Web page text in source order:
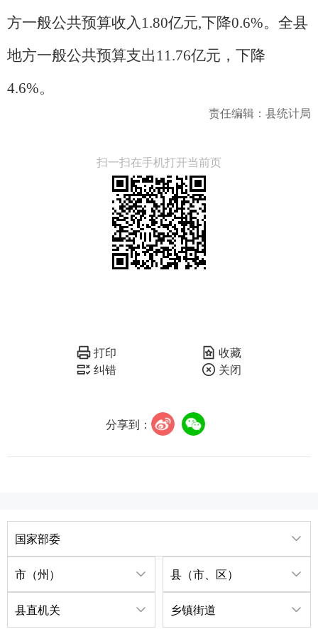
方一般公共预算收入1.80亿元,下降0.6%。全县
地方一般公共预算支出11.76亿元，下降
4.6%。
责任编辑：县统计局
扫一扫在手机打开当前页
打印
收藏
纠错
关闭
分享到：
国家部委
市（州） 县（市、区）
县直机关 乡镇街道